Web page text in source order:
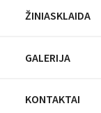
ŽINIASKLAIDA
GALERIJA
KONTAKTAI